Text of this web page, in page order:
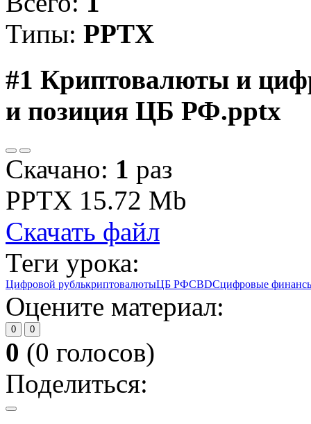
Типы: PPTX
#1 Криптовалюты и
и позиция ЦБ РФ.pptx
Скачано: 1 раз
PPTX 15.72 Mb
Скачать файл
Теги урока:
Цифровой рублькриптовалютыЦБ РФCBDCцифровые
Оцените материал:
0 0
0 (0 голосов)
Поделиться: